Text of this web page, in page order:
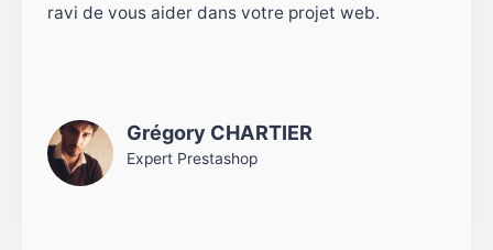
ravi de vous aider dans votre projet web.
Grégory CHARTIER
Expert Prestashop